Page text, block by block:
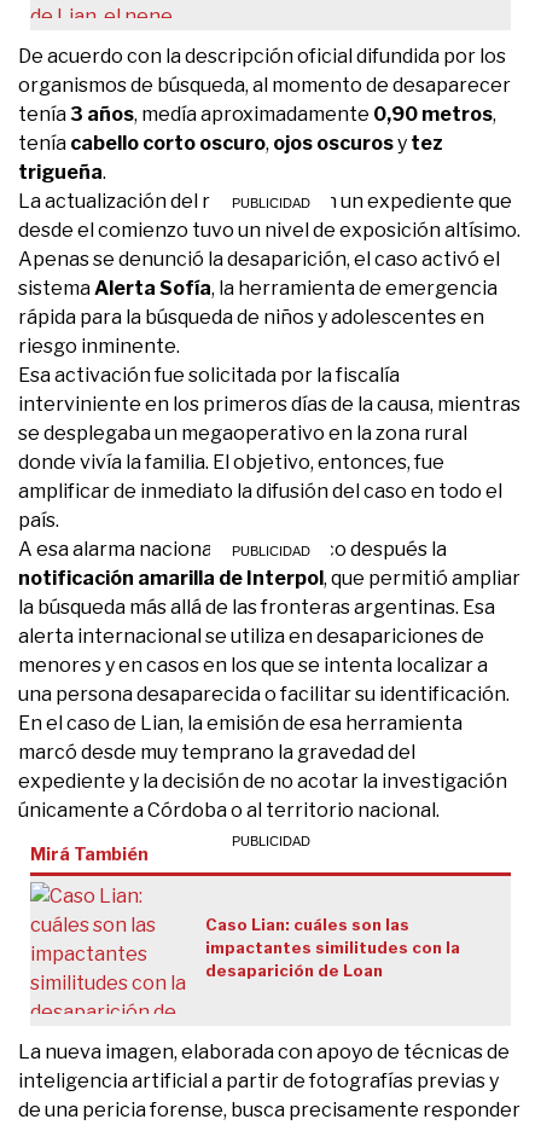
De acuerdo con la descripción oficial difundida por los
organismos de búsqueda, al momento de desaparecer
tenía3 años, medía aproximadamente 0,90 metros,
tenía cabello corto oscuro, ojos oscurosy tez
trigueña.
La actualización del rostro llega en un expediente que
desde el comienzo tuvo un nivel de exposición altísimo.
Apenas se denunció la desaparición, el caso activó el
sistemaAlerta Sofía, la herramienta de emergencia
rápida para la búsqueda de niños y adolescentes en
riesgo inminente.
Esa activación fue solicitada por la fiscalía
interviniente en los primeros días de la causa, mientras
se desplegaba un megaoperativo en la zona rural
donde vivía la familia. El objetivo, entonces, fue
amplificar de inmediato la difusión del caso en todo el
país.
A esa alarma nacional se sumó poco después la
notificación amarilla de Interpol , que permitió ampliar
la búsqueda más allá de las fronteras argentinas. Esa
alerta internacional se utiliza en desapariciones de
menores y en casos en los que se intenta localizar a
una persona desaparecida o facilitar su identificación.
En el caso de Lian, la emisión de esa herramienta
marcó desde muy temprano la gravedad del
expediente y la decisión de no acotar la investigación
únicamente a Córdoba o al territorio nacional.
Mirá También
Caso Lian: cuáles son las
impactantes similitudes con la
desaparición de Loan
La nueva imagen, elaborada con apoyo de técnicas de
inteligencia artificial a partir de fotografías previas y
de una pericia forense, busca precisamente responder